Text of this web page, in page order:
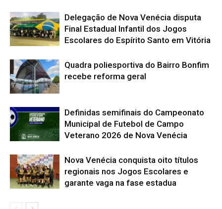
Delegação de Nova Venécia disputa
Final Estadual Infantil dos Jogos
Escolares do Espírito Santo em Vitória
Quadra poliesportiva do Bairro Bonfim
recebe reforma geral
Definidas semifinais do Campeonato
Municipal de Futebol de Campo
Veterano 2026 de Nova Venécia
Nova Venécia conquista oito títulos
regionais nos Jogos Escolares e
garante vaga na fase estadua